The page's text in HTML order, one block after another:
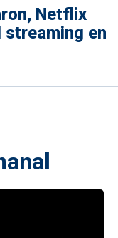
Netflix
streaming en